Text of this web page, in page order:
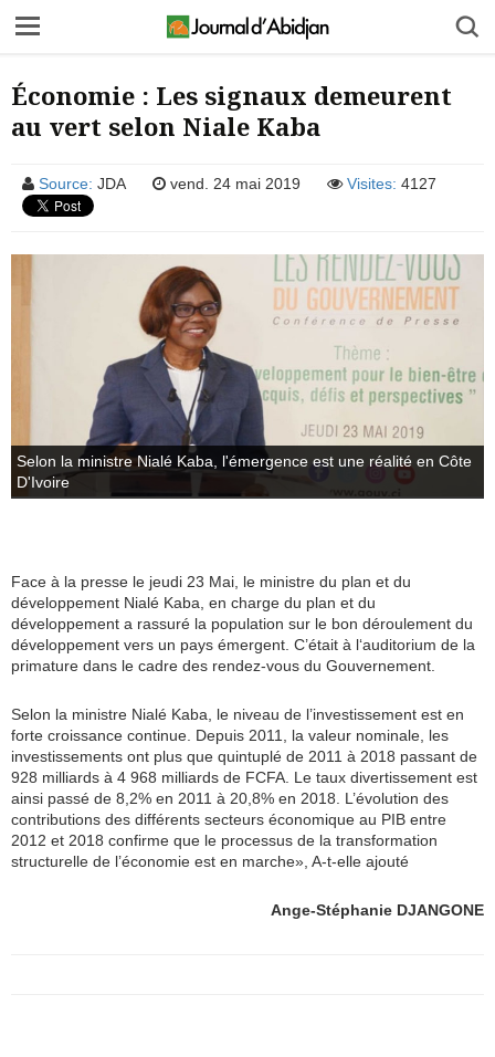
Économie : Les signaux demeurent
au vert selon Niale Kaba
Source: JDA vend. 24 mai 2019 Visites: 4127
Selon la ministre Nialé Kaba, l'émergence est une réalité en Côte
D'Ivoire
Face à la presse le jeudi 23 Mai, le ministre du plan et du
développement Nialé Kaba, en charge du plan et du
développement a rassuré la population sur le bon déroulement du
développement vers un pays émergent. C’était à l‘auditorium de la
primature dans le cadre des rendez-vous du Gouvernement.
Selon la ministre Nialé Kaba, le niveau de l’investissement est en
forte croissance continue. Depuis 2011, la valeur nominale, les
investissements ont plus que quintuplé de 2011 à 2018 passant de
928 milliards à 4 968 milliards de FCFA. Le taux divertissement est
ainsi passé de 8,2% en 2011 à 20,8% en 2018. L’évolution des
contributions des différents secteurs économique au PIB entre
2012 et 2018 confirme que le processus de la transformation
structurelle de l’économie est en marche», A-t-elle ajouté
Ange-Stéphanie DJANGONE